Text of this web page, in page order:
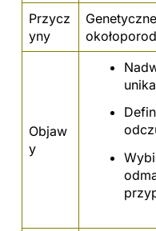
Przycz
yny
Objaw
y